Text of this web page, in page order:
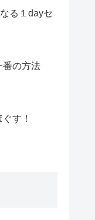
る１dayセ
番の方法
す！